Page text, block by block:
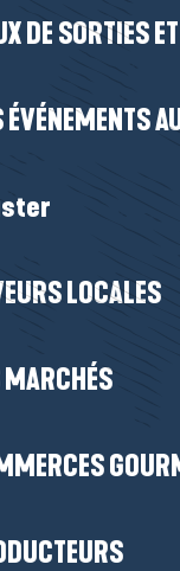
DE SORTIES
ÉVÉNEMENTS
LOCALES
MARCHÉS